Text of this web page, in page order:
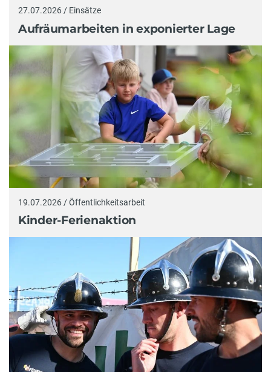
27.07.2026 / Einsätze
Aufräumarbeiten in exponierter Lage
19.07.2026 / Öffentlichkeitsarbeit
Kinder-Ferienaktion